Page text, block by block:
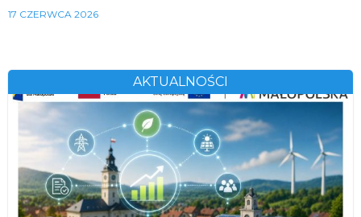
17 CZERWCA 2026
AKTUALNOŚCI